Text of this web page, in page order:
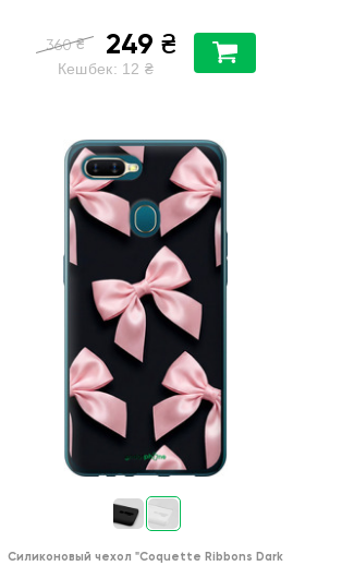
360 ₴ 249 ₴
Кешбек: 12 ₴
Силиконовый чехол "Coquette Ribbons Dark